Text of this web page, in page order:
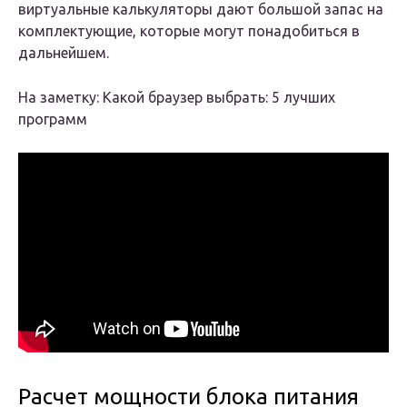
виртуальные калькуляторы дают большой запас на
комплектующие, которые могут понадобиться в
дальнейшем.
На заметку: Какой браузер выбрать: 5 лучших
программ
Расчет мощности блока питания